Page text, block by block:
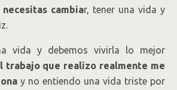
necesitas cambiar, tener una vida y
vida y debemos vivirla lo mejor
trabajo que realizo realmente me
y no entiendo una vida triste por